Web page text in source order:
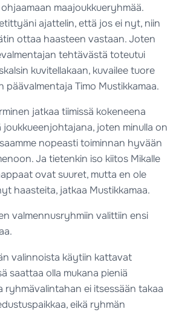
maajoukkueryhmää.
ajattelin, että jos ei nyt, niin
ottaa haasteen vastaan. Joten
tehtävästä toteutui
kuvitellakaan, kuvailee tuore
päävalmentaja Timo Mustikkamaa.
jatkaa tiimissä kokeneena
joukkueenjohtajana, joten minulla on
nopeasti toiminnan hyvään
Ja tietenkin iso kiitos Mikalle
ovat suuret, mutta en ole
haasteita, jatkaa Mustikkamaa.
valmennusryhmiin valittiin ensi
valinnoista käytiin kattavat
saattaa olla mukana pieniä
ryhmävalintahan ei itsessään takaa
eikä ryhmän